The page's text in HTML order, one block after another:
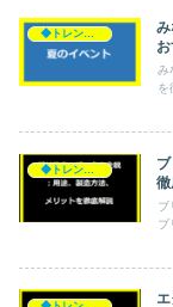
み
み
を
徹
ブ
ブ